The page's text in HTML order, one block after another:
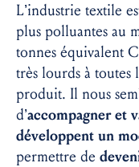
L’industrie textile
plus polluantes au
tonnes équivalent
très lourds à toutes
produit. Il nous
d’accompagner et
développent un
permettre de